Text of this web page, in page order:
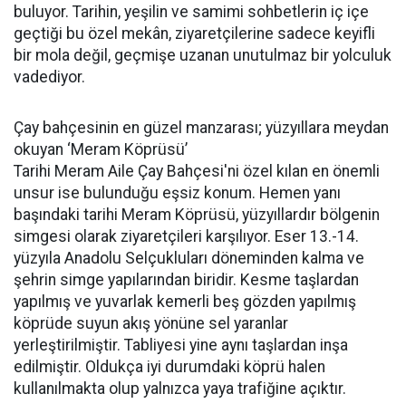
buluyor. Tarihin, yeşilin ve samimi sohbetlerin iç içe
geçtiği bu özel mekân, ziyaretçilerine sadece keyifli
bir mola değil, geçmişe uzanan unutulmaz bir yolculuk
vadediyor.
Çay bahçesinin en güzel manzarası; yüzyıllara meydan
okuyan ‘Meram Köprüsü’
Tarihi Meram Aile Çay Bahçesi'ni özel kılan en önemli
unsur ise bulunduğu eşsiz konum. Hemen yanı
başındaki tarihi Meram Köprüsü, yüzyıllardır bölgenin
simgesi olarak ziyaretçileri karşılıyor. Eser 13.-14.
yüzyıla Anadolu Selçukluları döneminden kalma ve
şehrin simge yapılarından biridir. Kesme taşlardan
yapılmış ve yuvarlak kemerli beş gözden yapılmış
köprüde suyun akış yönüne sel yaranlar
yerleştirilmiştir. Tabliyesi yine aynı taşlardan inşa
edilmiştir. Oldukça iyi durumdaki köprü halen
kullanılmakta olup yalnızca yaya trafiğine açıktır.